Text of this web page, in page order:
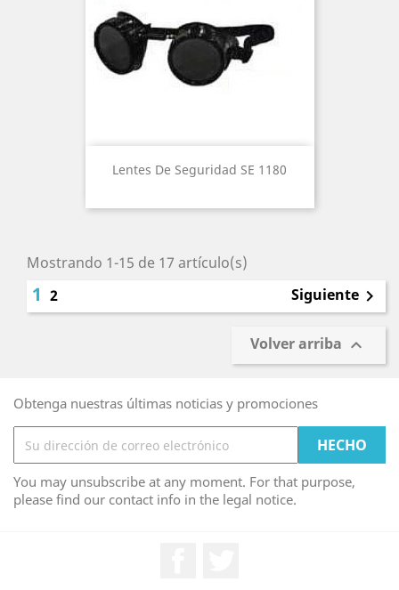
Lentes De Seguridad SE 1180
Mostrando 1-15 de 17 artículo(s)
1 2 Siguiente 
Volver arriba 
Obtenga nuestras últimas noticias y promociones
You may unsubscribe at any moment. For that purpose,
please find our contact info in the legal notice.